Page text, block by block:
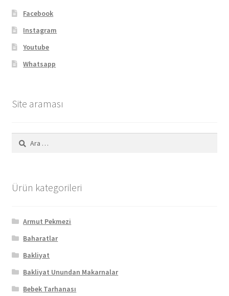
Facebook
Instagram
Youtube
Whatsapp
Site araması
Arama:
Ürün kategorileri
Armut Pekmezi
Baharatlar
Bakliyat
Bakliyat Unundan Makarnalar
Bebek Tarhanası